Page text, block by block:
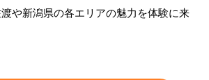
や新潟県の各エリアの魅力を体験に来